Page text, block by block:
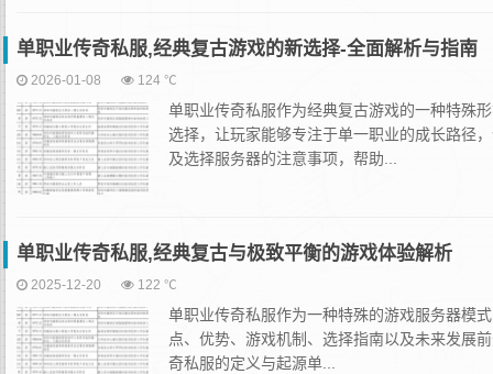
单职业传奇私服,经典复古游戏的新选择-全面解析与指南
2026-01-08 124 ℃
单职业传奇私服作为经典复古游戏的一种特殊
选择，让玩家能够专注于单一职业的成长路径
及选择服务器的注意事项，帮助...
单职业传奇私服,经典复古与极致平衡的游戏体验解析
2025-12-20 122 ℃
单职业传奇私服作为一种特殊的游戏服务器模
点、优势、游戏机制、选择指南以及未来发展
奇私服的定义与起源单...